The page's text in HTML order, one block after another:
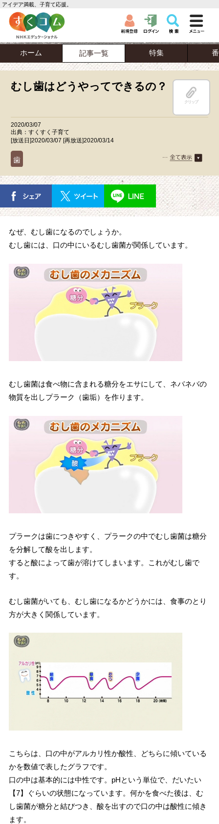
アイデア満載、子育て応援。
ホーム 記事一覧 特集
むし歯はどうやってできるの？
クリップ
2020/03/07
出典：すくすく子育て
[放送日]2020/03/07 [再放送]2020/03/14
歯
なぜ、むし歯になるのでしょうか。
むし歯には、口の中にいるむし歯菌が関係しています。
むし歯菌は食べ物に含まれる糖分をエサにして、ネバネバの
物質を出しプラーク（歯垢）を作ります。
プラークは歯につきやすく、プラークの中でむし歯菌は糖分
を分解して酸を出します。
すると酸によって歯が溶けてしまいます。これがむし歯で
す。
むし歯菌がいても、むし歯になるかどうかには、食事のとり
方が大きく関係しています。
こちらは、口の中がアルカリ性か酸性、どちらに傾いている
かを数値で表したグラフです。
口の中は基本的には中性です。pHという単位で、だいたい
【7】ぐらいの状態になっています。何かを食べた後は、む
し歯菌が糖分と結びつき、酸を出すので口の中は酸性に傾き
ます。